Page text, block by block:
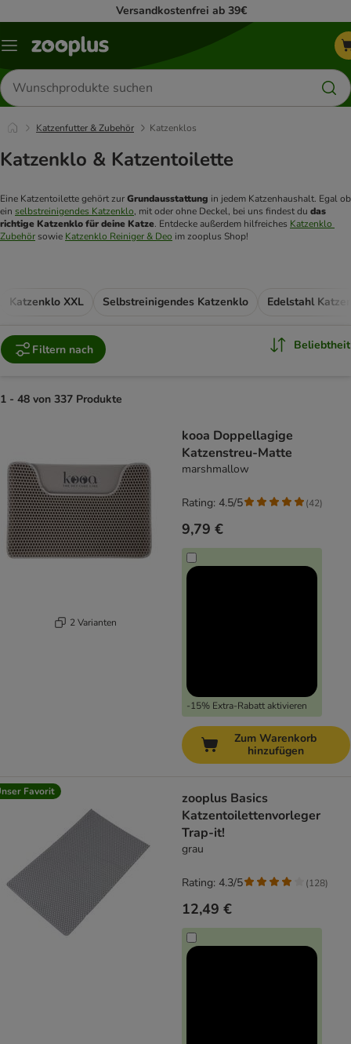
Versandkostenfrei ab 39€
Menü
Produkte
suchen
Katzenfutter & Zubehör Katzenklos
Katzenklo & Katzentoilette
Eine Katzentoilette gehört zur Grundausstattung in jedem Katzenhaushalt. Egal ob
ein selbstreinigendes Katzenklo, mit oder ohne Deckel, bei uns findest du das
richtige Katzenklo für deine Katze. Entdecke außerdem hilfreiches Katzenklo
Zubehör sowie Katzenklo Reiniger & Deo im zooplus Shop!
Katzenklo XXL Selbstreinigendes Katzenklo Edelstahl
Filtern nach Beliebtheit
1 - 48 von 337 Produkte
2 Varianten
kooa Doppellagige
Katzenstreu-Matte
marshmallow
9,79 €
-15% Extra-Rabatt aktivieren
Rating: 4.5/5 (42)
Zum Warenkorb
hinzufügen
Favorit
zooplus Basics
Katzentoilettenvorleger
Trap-it!
grau
12,49 €
Rating: 4.3/5 (128)